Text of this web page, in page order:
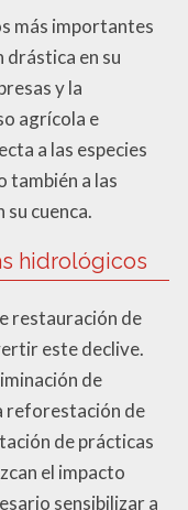
más importantes
drástica en su
y la
agrícola e
a las especies
también a las
su cuenca.
hidrológicos
restauración de
este declive.
de
reforestación de
de prácticas
el impacto
sensibilizar a